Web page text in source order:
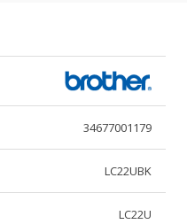
34677001179
LC22UBK
LC22U